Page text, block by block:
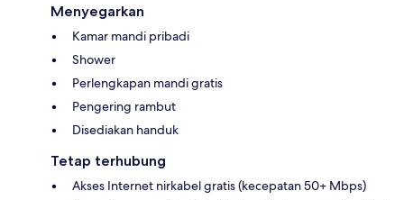
Menyegarkan
Kamar mandi pribadi
Shower
Perlengkapan mandi gratis
Pengering rambut
Disediakan handuk
Tetap terhubung
Akses Internet nirkabel gratis (kecepatan 50+ Mbps)